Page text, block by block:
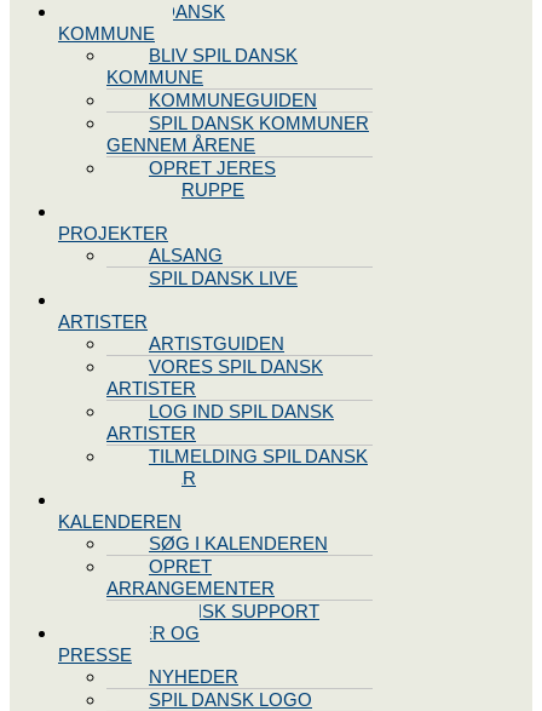
BLIV SPIL DANSK
KOMMUNE
BLIV SPIL DANSK
KOMMUNE
KOMMUNEGUIDEN
SPIL DANSK KOMMUNER
GENNEM ÅRENE
OPRET JERES
STYREGRUPPE
PROJEKTER
ALSANG
SPIL DANSK LIVE
ARTISTER
ARTISTGUIDEN
VORES SPIL DANSK
ARTISTER
LOG IND SPIL DANSK
ARTISTER
TILMELDING SPIL DANSK
ARTISTER
KALENDEREN
SØG I KALENDEREN
OPRET
ARRANGEMENTER
TEKNISK SUPPORT
NYHEDER OG
PRESSE
NYHEDER
SPIL DANSK LOGO